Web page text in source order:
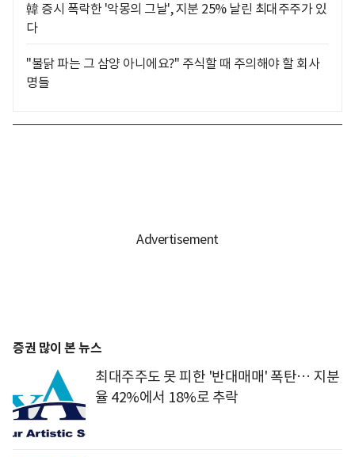
韓 증시 폭락한 '악몽의 그날', 지분 25% 날린 최대주주가 있
다
"불닭 파는 그 삼양 아니에요?" 주식할 때 주의해야 할 회사
명들
증권 많이 본 뉴스
최대주주도 못 피한 '반대매매' 폭탄… 지분
율 42%에서 18%로 추락